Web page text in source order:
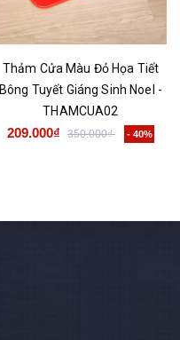
Thảm Cửa Màu Đỏ Họa Tiết
Bông Tuyết Giáng Sinh Noel -
THAMCUA02
209.000₫ 350.000₫ - 40%